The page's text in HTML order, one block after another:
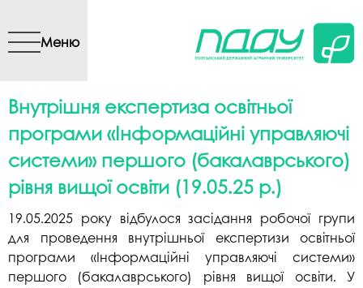
вмісту
Меню
Внутрішня експертиза освітньої
програми «Інформаційні управляючі
системи» першого (бакалаврського)
рівня вищої освіти (19.05.25 р.)
19.05.2025 року відбулося засідання робочої групи
для проведення внутрішньої експертизи освітньої
програми «Інформаційні управляючі системи»
першого (бакалаврського) рівня вищої освіти. У